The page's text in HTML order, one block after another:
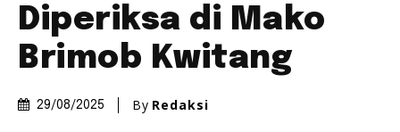
Diperiksa di Mako
Brimob Kwitang
29/08/2025 By Redaksi